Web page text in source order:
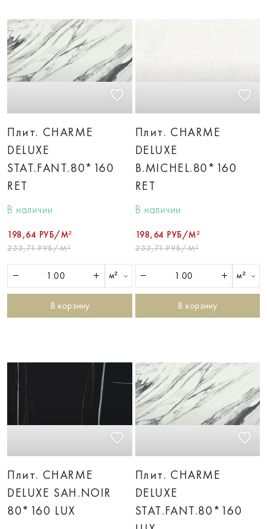
Плит. CHARME
DELUXE
STAT.FANT.80*160
RET
В наличии
198,64 РУБ/М²
233,71 РУБ/М²
м²
В корзину
Плит. CHARME
DELUXE
B.MICHEL.80*160
RET
В наличии
198,64 РУБ/М²
233,71 РУБ/М²
м²
В корзину
Плит. CHARME
DELUXE SAH.NOIR
80*160 LUX
Плит. CHARME
DELUXE
STAT.FANT.80*160